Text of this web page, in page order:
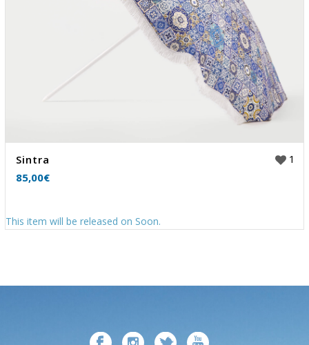
1
Sintra
85,00€
This item will be released on Soon.